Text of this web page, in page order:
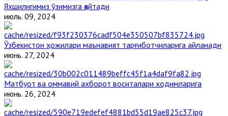
Яхшилигимиз ўзимизга қайтади
июль. 09, 2024
Ўзбекистон ҳожилари маънавият тарғиботчиларига айланади
июнь. 27, 2024
Матбуот ва оммавий ахборот воситалари ходимларига
июнь. 26, 2024